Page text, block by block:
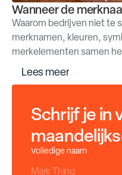
Wanneer de
Waarom bedrijven niet te
merknamen, kleuren,
merkelementen samen
Lees meer
Schrijf je in
Volledige naam